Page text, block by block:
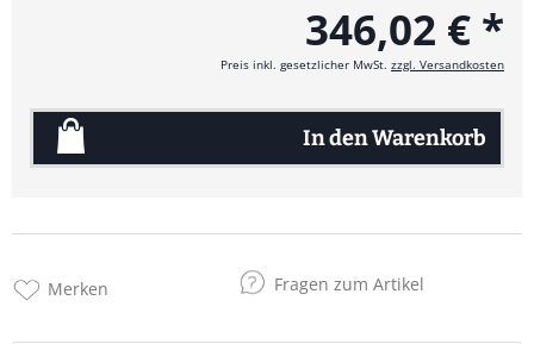
346,02 € *
Preis inkl. gesetzlicher MwSt. zzgl. Versandkosten
In denWarenkorb
Merken Fragen zum Artikel